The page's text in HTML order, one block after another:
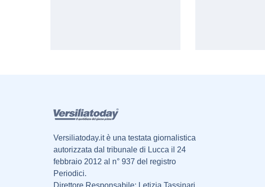
Versiliatoday.it è una testata giornalistica
autorizzata dal tribunale di Lucca il 24
febbraio 2012 al n° 937 del registro
Periodici.
Direttore Responsabile: Letizia Tassinari